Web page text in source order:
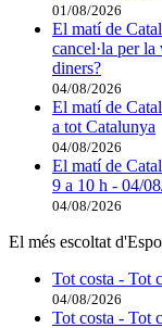
01/08/2026
El matí de
cancel·la per la
diners?
04/08/2026
El matí de
a tot Catalunya
04/08/2026
El matí de
9 a 10 h - 04/
04/08/2026
El més escoltat
Tot costa - Tot
04/08/2026
Tot costa - Tot